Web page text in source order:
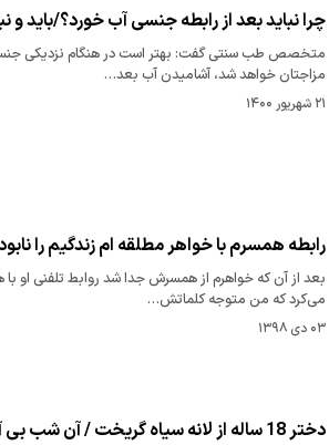
چرا نباید بعد از رابطه جنسی آب خورد؟/باید و
متخصص طب سنتی گفت: بهتر است در هنگام نزدیکی
مزاجتان خواهد شد، آشامیدن آب بعد…
۲۱ شهریور ۱۴۰۰
رابطه همسرم با خواهر مطلقه ام زندگیم را
بعد از آن که خواهرم از همسرش جدا شد روابط تلفنی
می‌‌کرد که من متوجه کلماتش…
۰۳ دی ۱۳۹۸
دختر 18 ساله از لانه سیاه گریخت / آن شب بی آبرو شدم